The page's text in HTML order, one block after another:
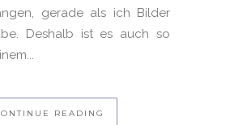
gerade als ich Bilder
Deshalb ist es auch so
READING